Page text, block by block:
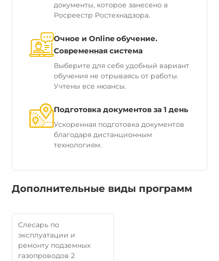
документы, которое занесено в
Росреестр Ростехнадзора.
Очное и Online обучение.
Современная система
Выберите для себя удобный вариант
обучения не отрываясь от работы.
Учтены все нюансы.
Подготовка документов за 1 день
Ускоренная подготовка документов
благодаря дистанционным
технологиям.
Дополнительные виды программ
Слесарь по
эксплуатации и
ремонту подземных
газопроводов 2